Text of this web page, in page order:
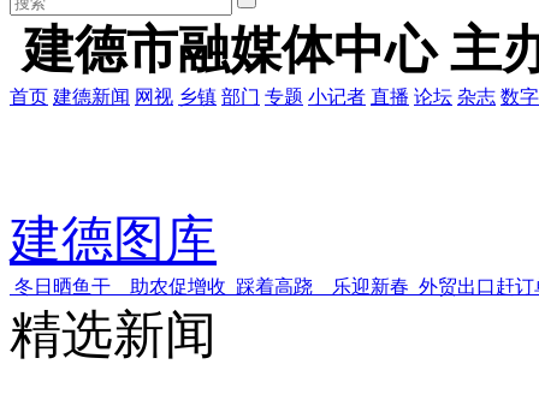
建德市融媒体中心 主
首页 建德新闻 网视 乡镇 部门 专题 小记者 直播 论坛 杂志 数
建德图库
冬日晒鱼干 助农促增收 踩着高跷 乐迎新春 外贸出口赶订
精选新闻